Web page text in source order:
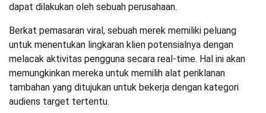
dapat dilakukan oleh sebuah perusahaan.
Berkat pemasaran viral, sebuah merek memiliki peluang
untuk menentukan lingkaran klien potensialnya dengan
melacak aktivitas pengguna secara real-time. Hal ini akan
memungkinkan mereka untuk memilih alat periklanan
tambahan yang ditujukan untuk bekerja dengan kategori
audiens target tertentu.